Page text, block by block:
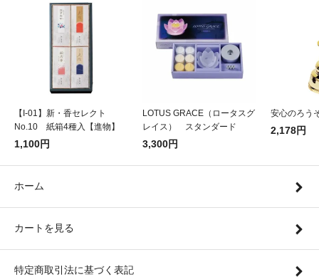
【I-01】新・香セレクト
No.10 紙箱4種入【進物】
1,100円
LOTUS GRACE（ロータスグ
レイス） スタンダード
3,300円
安心のろう
2,178円
ホーム
カートを見る
特定商取引法に基づく表記